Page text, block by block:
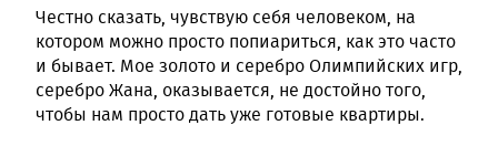
Честно сказать, чувствую себя человеком, на
котором можно просто попиариться, как это часто
и бывает. Мое золото и серебро Олимпийских игр,
серебро Жана, оказывается, не достойно того,
чтобы нам просто дать уже готовые квартиры.